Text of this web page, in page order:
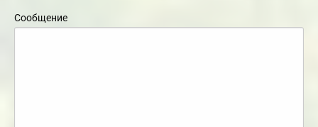
Сообщение